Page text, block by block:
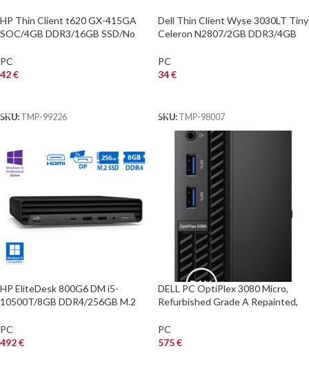
HP Thin Client t620 GX-415GA
SOC/4GB DDR3/16GB SSD/No
PC
42€
SKU: TMP-99226
Dell Thin Client Wyse 3030LT Tiny
Celeron N2807/2GB DDR3/4GB
Refurbished PC
PC
34€
SKU: TMP-98007
HP EliteDesk 800G6 DM i5-
10500T/8GB DDR4/256GB M.2
Refurbished PC
PC
492€
DELL PC OptiPlex 3080 Micro,
Refurbished Grade A Repainted,
FreeDOS
PC
575€